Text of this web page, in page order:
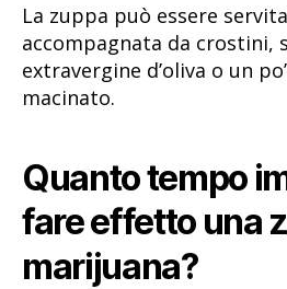
La zuppa può essere
accompagnata da crostini,
extravergine d’oliva o un
macinato.
Quanto tempo
fare effetto una
marijuana?